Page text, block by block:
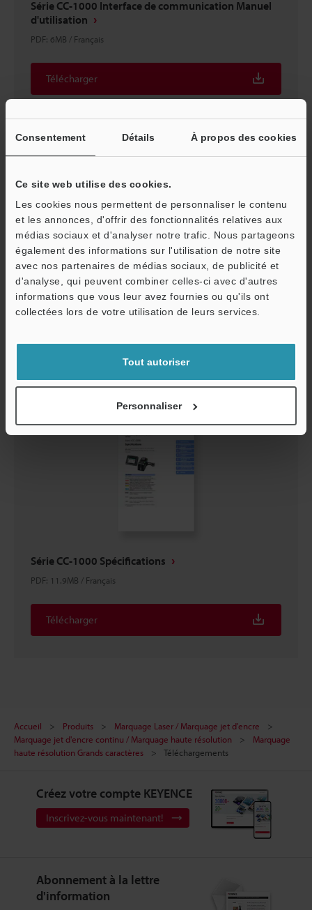
Consentement Détails À propos des cookies
Ce site web utilise des cookies.
Les cookies nous permettent de personnaliser le contenu
et les annonces, d'offrir des fonctionnalités relatives aux
médias sociaux et d'analyser notre trafic. Nous partageons
également des informations sur l'utilisation de notre site
avec nos partenaires de médias sociaux, de publicité et
d'analyse, qui peuvent combiner celles-ci avec d'autres
informations que vous leur avez fournies ou qu'ils ont
collectées lors de votre utilisation de leurs services.
Tout autoriser
Personnaliser
Série CC-1000 Interface de communication Manuel
d'utilisation
PDF: 6MB / Français
Télécharger
Série CC-1000 Précautions d'utilisation
PDF:19.3MB/ Français
Série CC-1000 Spécifications
PDF: 11.9MB / Français
Télécharger
Accueil Produits
Marquage Laser / Marquage jet d'encre
Marquage jet d'encre continu / Marquage haute résolution
Marquage
haute résolution Grands caractères
Téléchargements
Créez votre compte KEYENCE
Inscrivez-vous maintenant!
Abonnement à la lettre
d'information